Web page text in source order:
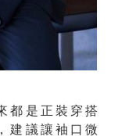
都是正裝穿搭
建議讓袖口微